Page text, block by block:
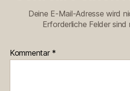
Deine E-Mail-Adresse wird
Erforderliche Felder sind
Kommentar *